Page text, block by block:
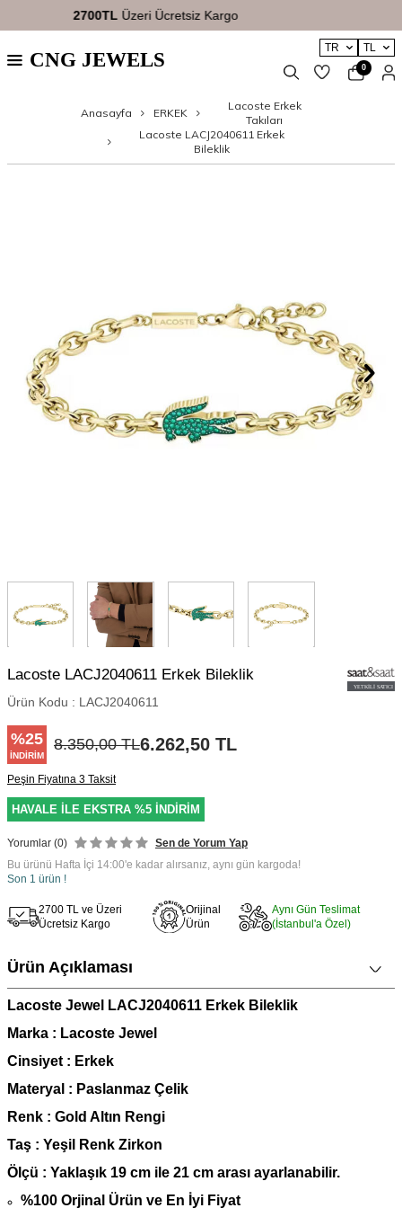
Yeni Üyelere Özel100TL İndirim Kuponu
TR TL
CNG JEWELS 0
Anasayfa ERKEK
Lacoste Erkek
Takıları
Lacoste LACJ2040611 Erkek
Bileklik
Lacoste LACJ2040611 Erkek Bileklik
Ürün Kodu : LACJ2040611
%25
İNDIRIM
8.350,00TL6.262,50 TL
Peşin Fiyatına 3 Taksit
HAVALE İLE EKSTRA %5 İNDİRİM
Yorumlar (0)
Sen de Yorum Yap
Bu ürünü Hafta İçi 14:00'e kadar alırsanız, aynı gün kargoda!
Son 1 ürün !
2700 TL ve Üzeri
Ücretsiz Kargo
Orijinal
Ürün
Aynı Gün Teslimat
(İstanbul'a Özel)
Ürün Açıklaması
Lacoste Jewel LACJ2040611 Erkek Bileklik
Marka : Lacoste Jewel
Cinsiyet : Erkek
Materyal : Paslanmaz Çelik
Renk : Gold Altın Rengi
Taş : Yeşil Renk Zirkon
Ö lçü : Yaklaşık 19 cm ile 21 cm arası ayarlanabilir.
%100 Orjinal Ürün ve En İyi Fiyat